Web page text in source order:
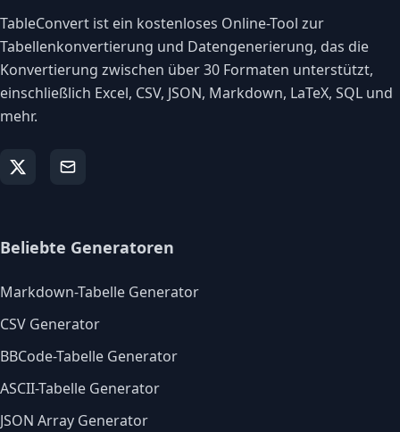
TableConvert ist ein kostenloses Online-Tool zur
Tabellenkonvertierung und Datengenerierung, das die
Konvertierung zwischen über 30 Formaten unterstützt,
einschließlich Excel, CSV, JSON, Markdown, LaTeX, SQL und
mehr.
Beliebte Generatoren
Markdown-Tabelle Generator
CSV Generator
BBCode-Tabelle Generator
ASCII-Tabelle Generator
JSON Array Generator